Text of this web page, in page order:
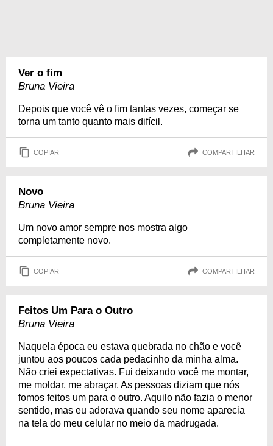
Ver o fim
Bruna Vieira
Depois que você vê o fim tantas vezes, começar se
torna um tanto quanto mais difícil.
COPIAR COMPARTILHAR
Novo
Bruna Vieira
Um novo amor sempre nos mostra algo
completamente novo.
COPIAR COMPARTILHAR
Feitos Um Para o Outro
Bruna Vieira
Naquela época eu estava quebrada no chão e você
juntou aos poucos cada pedacinho da minha alma.
Não criei expectativas. Fui deixando você me montar,
me moldar, me abraçar. As pessoas diziam que nós
fomos feitos um para o outro. Aquilo não fazia o menor
sentido, mas eu adorava quando seu nome aparecia
na tela do meu celular no meio da madrugada.